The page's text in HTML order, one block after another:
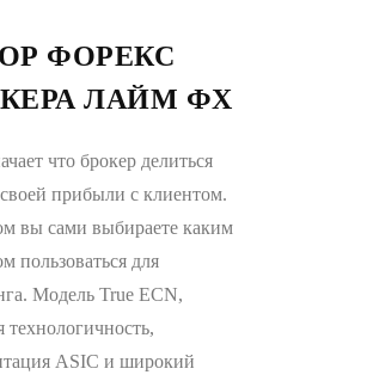
ФОРЕКС
ЛАЙМ ФХ
что брокер делиться
прибыли с клиентом.
вы сами выбираете каким
пользоваться для
Модель True ECN,
технологичность,
ASIC и широкий